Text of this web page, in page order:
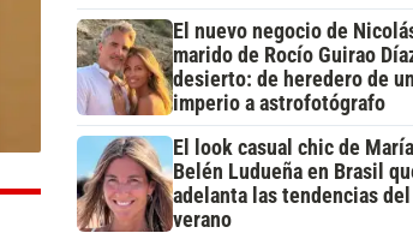
El nuevo negocio de
marido de Rocío Guirao
desierto: de heredero de un
imperio a astrofotógrafo
El look casual chic de María
Belén Ludueña en Brasil
adelanta las tendencias del
verano